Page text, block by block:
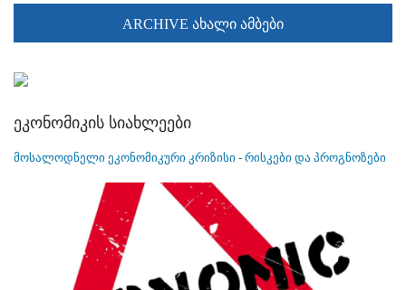
ARCHIVE ახალი ამბები
ეკონომიკის სიახლეები
მოსალოდნელი ეკონომიკური კრიზისი - რისკები და პროგნოზები